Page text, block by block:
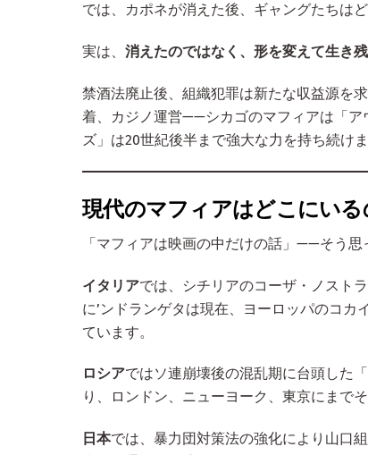
では、カポネが消えた後、ギャングたちは
実は、 消えたのではなく、形を変えて生き
禁酒法廃止後、組織犯罪は新たな収益源を
着、カジノ運営——シカゴのマフィアは「ア
ズ」は20世紀後半まで強大な力を持ち続けま
現代のマフィアはどこにい
「マフィアは映画の中だけの話」——そう
イタリアでは、シチリアのコーザ・ノスト
に’ンドランゲタは現在、ヨーロッパのコカ
ています。
ロシアではソ連崩壊後の混乱期に台頭した
り、ロンドン、ニューヨーク、東京にまで
日本では、暴力団対策法の強化により山口